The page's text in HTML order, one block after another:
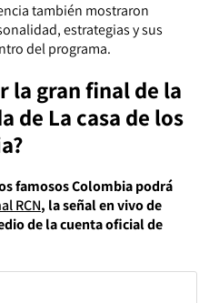
también mostraron
estrategias y sus
del programa.
la gran final de la
de La casa de los
famosos Colombia podrá
RCN, la señal en vivo de
de la cuenta oficial de